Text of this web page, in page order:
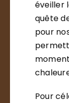
éveiller
quête
pour
Pour